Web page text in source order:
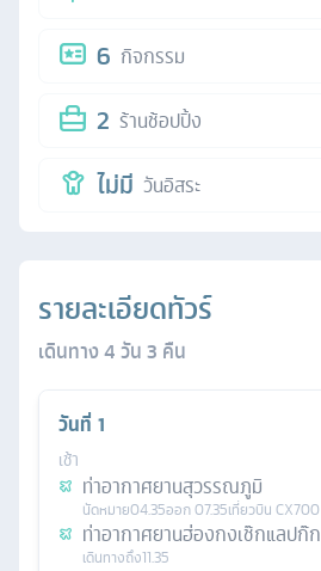
6 กิจกรรม
2 ร้านช้อปปิ้ง
ไม่มี วันอิสระ
รายละเอียดทัวร์
เดินทาง4วัน3 คืน
วันที่ 1
เช้า
ท่าอากาศยานสุวรรณภูมิ
นัดหมาย04.35ออก07.35เที่ยวบิน CX700
ท่าอากาศยานฮ่องกงเช๊กแลปก๊ก
เดินทางถึง11.35